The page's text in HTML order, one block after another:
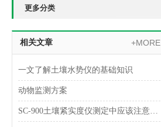
更多分类
相关文章 +MORE
一文了解土壤水势仪的基础知识
动物监测方案
SC-900土壤紧实度仪测定中应该注意什么